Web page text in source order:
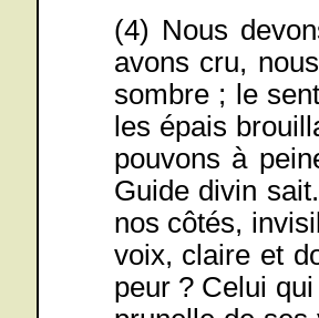
(4) Nous
avons cru,
sombre ; le
les épais
pouvons à
Guide divin
nos côtés,
voix, claire et
peur ? Celui